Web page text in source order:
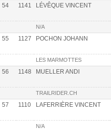
54 1141 LÉVÊQUE VINCENT
N/A
55 1127 POCHON JOHANN
LES MARMOTTES
56 1148 MUELLER ANDI
TRAILRIDER.CH
57 1110 LAFERRIÈRE VINCENT
N/A